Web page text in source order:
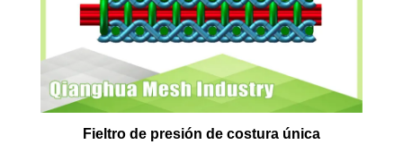
Fieltro de presión de costura única